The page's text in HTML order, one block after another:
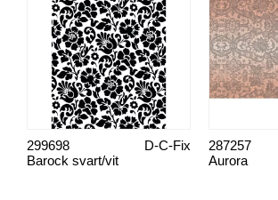
Barock svart/vit
D-C-Fix
299698
Aurora
287257